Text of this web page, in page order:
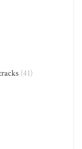
(41)